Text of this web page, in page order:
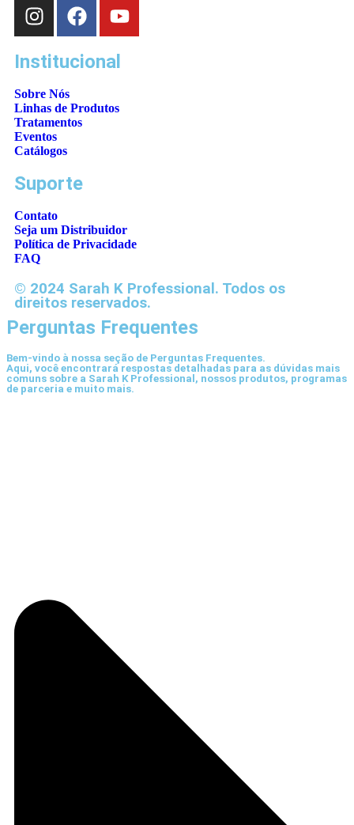
Institucional
Sobre Nós
Linhas de Produtos
Tratamentos
Eventos
Catálogos
Suporte
Contato
Seja um Distribuidor
Política de Privacidade
FAQ
© 2024 Sarah K Professional. Todos os
direitos reservados.
Perguntas Frequentes
Bem-vindo à nossa seção de Perguntas Frequentes.
Aqui, você encontrará respostas detalhadas para as dúvidas mais
comuns sobre a Sarah K Professional, nossos produtos, programas
de parceria e muito mais.